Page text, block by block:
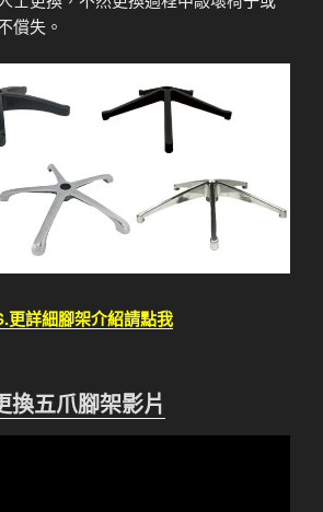
償失。
更詳細腳架介紹請點我
換五爪腳架影片